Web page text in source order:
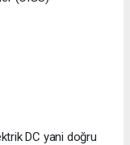
DC yani doğru